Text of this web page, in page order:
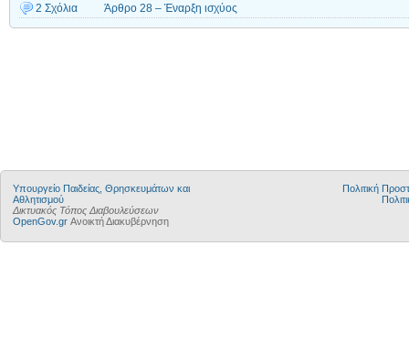
2 Σχόλια Άρθρο 28 – Έναρξη ισχύος
Υπουργείο Παιδείας, Θρησκευμάτων και
Αθλητισμού
Δικτυακός Τόπος Διαβουλεύσεων
OpenGov.gr Ανοικτή Διακυβέρνηση
Πολιτική